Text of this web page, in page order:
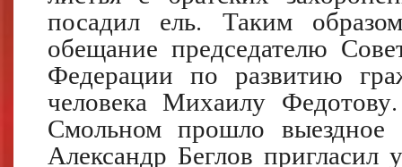
посадил ель. Таким
обещание председателю
Федерации по развитию
человека Михаилу
Смольном прошло выездное
Александр Беглов пригласил